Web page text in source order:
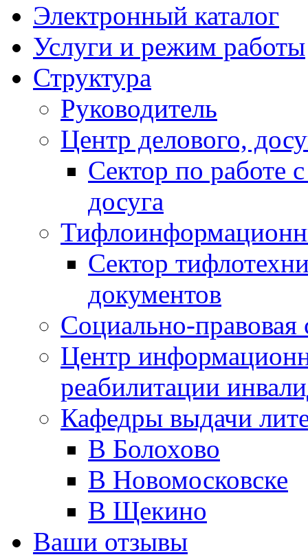
Электронный каталог
Услуги и режим работы
Структура
Руководитель
Центр делового,
Сектор по работе
досуга
Сектор
документов
Социально-правовая
Центр
реабилитации
Кафедры выдачи
В Болохово
В Новомосковске
В Щекино
Ваши отзывы